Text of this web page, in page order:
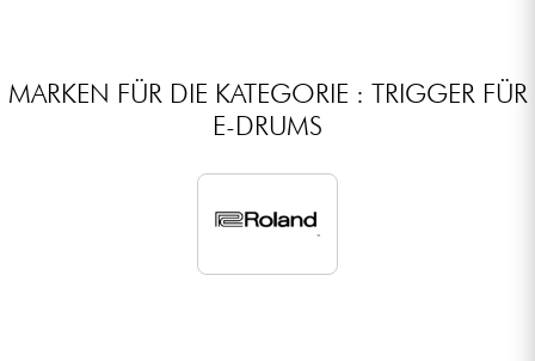
MARKEN FÜR DIE KATEGORIE : TRIGGER FÜR
E-DRUMS